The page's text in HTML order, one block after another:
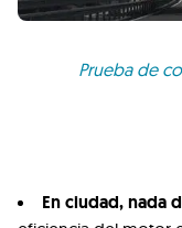
Prueba de
En ciudad, nada